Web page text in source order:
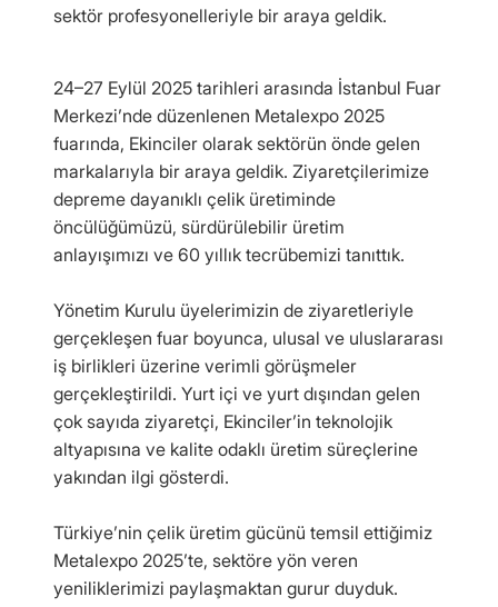
sektör profesyonelleriyle bir araya geldik.
24–27 Eylül 2025 tarihleri arasında İstanbul Fuar
Merkezi’nde düzenlenen Metalexpo 2025
fuarında, Ekinciler olarak sektörün önde gelen
markalarıyla bir araya geldik. Ziyaretçilerimize
depreme dayanıklı çelik üretiminde
öncülüğümüzü, sürdürülebilir üretim
anlayışımızı ve 60 yıllık tecrübemizi tanıttık.
Yönetim Kurulu üyelerimizin de ziyaretleriyle
gerçekleşen fuar boyunca, ulusal ve uluslararası
iş birlikleri üzerine verimli görüşmeler
gerçekleştirildi. Yurt içi ve yurt dışından gelen
çok sayıda ziyaretçi, Ekinciler’in teknolojik
altyapısına ve kalite odaklı üretim süreçlerine
yakından ilgi gösterdi.
Türkiye’nin çelik üretim gücünü temsil ettiğimiz
Metalexpo 2025’te, sektöre yön veren
yeniliklerimizi paylaşmaktan gurur duyduk.